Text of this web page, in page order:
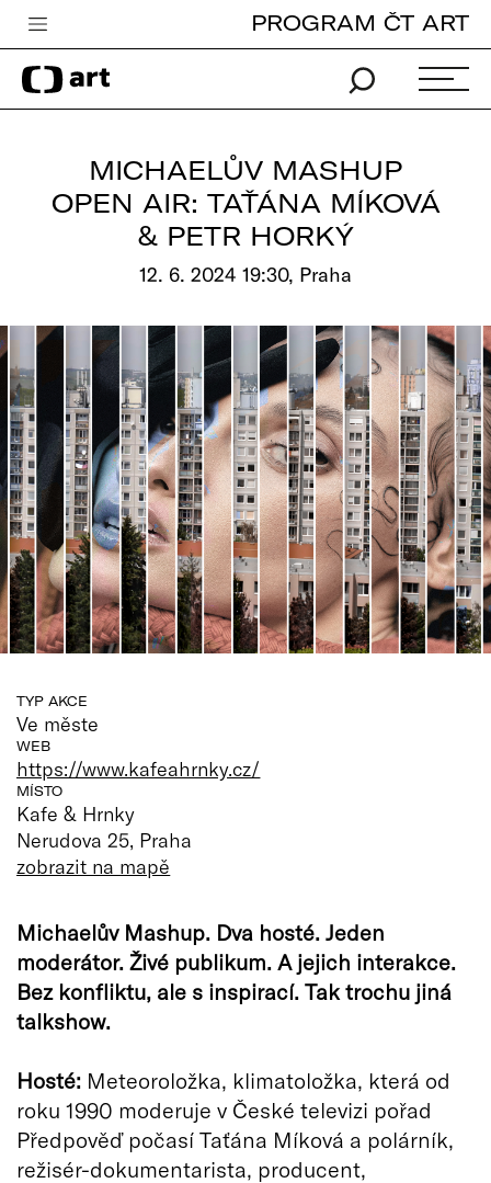
Česká televize
Zpravodajství
iVysílání
edu
Vše o ČT
PROGRAM ČT ART
MICHAELŮV MASHUP
OPEN AIR: TAŤÁNA MÍKOVÁ
& PETR HORKÝ
12. 6. 2024 19:30, Praha
TYP AKCE
Ve měste
WEB
https://www.kafeahrnky.cz/
MÍSTO
Kafe & Hrnky
Nerudova 25, Praha
zobrazit na mapě
Michaelův Mashup. Dva hosté. Jeden
moderátor. Živé publikum. A jejich interakce.
Bez konfliktu, ale s inspirací. Tak trochu jiná
talkshow.
Hosté: Meteoroložka, klimatoložka, která od
roku 1990 moderuje v České televizi pořad
Předpověď počasí Taťána Míková a polárník,
režisér-dokumentarista, producent,